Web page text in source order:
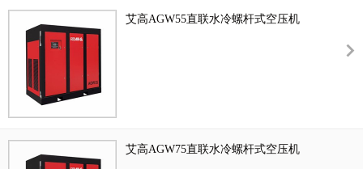
艾高AGW55直联水冷螺杆式空压机
艾高AGW75直联水冷螺杆式空压机